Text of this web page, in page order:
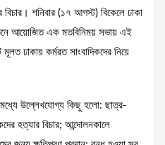
বিচার। শনিবার (১৭ আগস্ট) বিকেলে ঢাকা
আয়োজিত এক মতবিনিময় সভায় এই
ঢাকায় কর্মরত সাংবাদিকদের নিয়ে
মধ্যে উল্লেখযোগ্য কিছু হলো: ছাত্র-
হত্যার বিচার; আন্দোলনকালে